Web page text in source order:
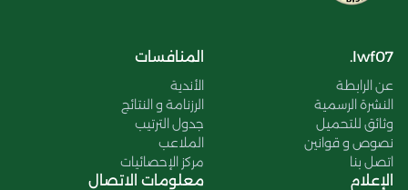
lwf07.
عن الرابطة
النشرة الرسمية
وثائق للتحميل
نصوص و قوانين
اتصل بنا
المنافسات
الأندية
الرزنامة و النتائج
جدول الترتيب
الملاعب
مركز الإحصائيات
الإعلام معلومات الاتصال